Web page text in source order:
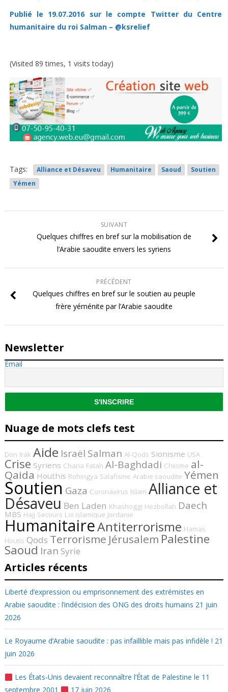
Publié le 19.07.2016 sur le compte Twitter du Centre
humanitaire du roi Salman – @ksrelief
(Visited 89 times, 1 visits today)
Tags: Alliance et Désaveu Humanitaire Saoud
Soutien
Yémen
SUIVANT
Quelques chiffres en bref sur la mobilisation de
l’Arabie saoudite envers les syriens
PRÉCÉDENT
Quelques chiffres en bref sur le soutien au peuple
frère yéménite par l’Arabie saoudite
Newsletter
Email
Nuage de mots clefs test
Don Irak Aide Israël Salman Al-Qods Sionisme USA
Crise Syriens Charia Fatah Al-Baghdadi Chiisme al-
Qaida Houthis Rohingya Salafisme Arabie saoudite Yémen
Soutien Gaza Coronavirus Islam Alliance et
Désaveu Ben Laden Khashoggi Hezbollah Daech
MBS Hajj Secours Loi islamique Jordanie
HumanitaireAntiterrorisme Hamas
Houtis Qods Terrorisme Jérusalem Palestine
Saoud Iran Syrie
Articles récents
Liberté d’expression ou emprisonnement des extrémistes en
Arabie saoudite : l’indécision des ONG des droits humains 21 juin
2026
Le Royaume d’Arabie saoudite : pas infaillible mais pas infidèle ! 21
juin 2026
Les États-Unis devaient reconnaître l’État de Palestine le 11
septembre 2001
17 juin 2026